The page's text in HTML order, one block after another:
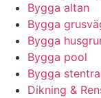
Bygga altan
Bygga
Bygga
Bygga pool
Bygga
Dikning &